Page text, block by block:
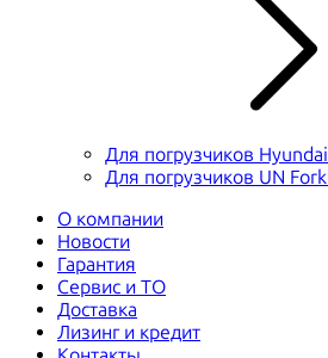
Для погрузчиков Hyundai
Для погрузчиков UN
О компании
Новости
Гарантия
Сервис и ТО
Доставка
Лизинг и кредит